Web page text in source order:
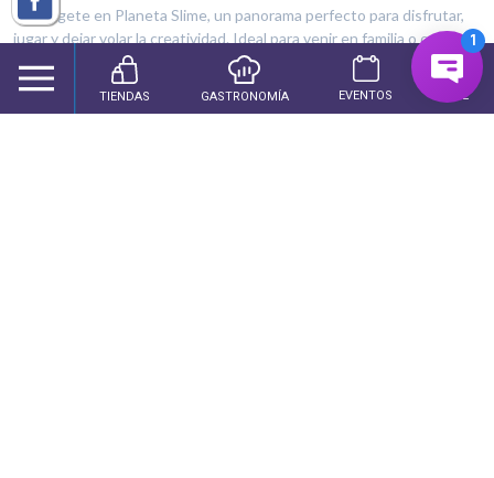
Sumérgete en Planeta Slime, un panorama perfecto para disfrutar,
jugar y dejar volar la creatividad. Ideal para venir en familia o con
amigos, ¡y ensuciarse las manos nunca había sido tan entretenido!
Ubicación: Nivel 3 Fechas: Del 3 de abril al 7 de junio Horarios:
Lunes a jueves: 14:00 a 20:00 hrs. Viernes, sábado y domingo: 12:00
TIENDAS GASTRONOMÍA EVENTOS CINE